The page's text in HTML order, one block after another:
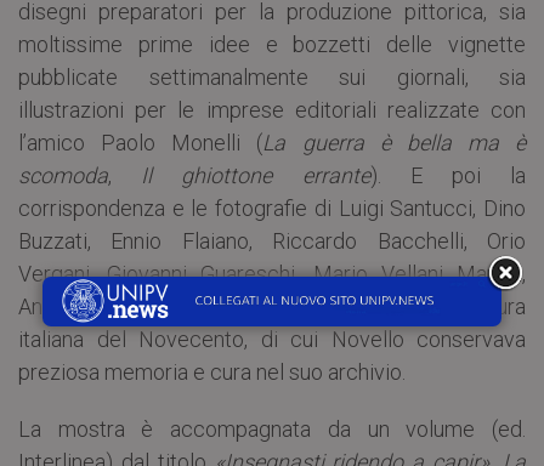
disegni preparatori per la produzione pittorica, sia
moltissime prime idee e bozzetti delle vignette
pubblicate settimanalmente sui giornali, sia
illustrazioni per le imprese editoriali realizzate con
l’amico Paolo Monelli (La guerra è bella ma è
scomoda, Il ghiottone errante). E poi la
corrispondenza e le fotografie di Luigi Santucci, Dino
Buzzati, Ennio Flaiano, Riccardo Bacchelli, Orio
Vergani, Giovanni Guareschi, Mario Vellani Marchi,
Anselmo Bucci e di tanti altri protagonisti della cultura
italiana del Novecento, di cui Novello conservava
preziosa memoria e cura nel suo archivio.
La mostra è accompagnata da un volume (ed.